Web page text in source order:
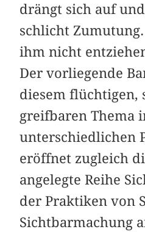
drängt sich auf
schlicht
ihm nicht
Der vorliegende
diesem flüchtigen,
greifbaren Thema
unterschiedlichen
eröffnet zugleich
angelegte Reihe
der Praktiken von
Sichtbarmachung